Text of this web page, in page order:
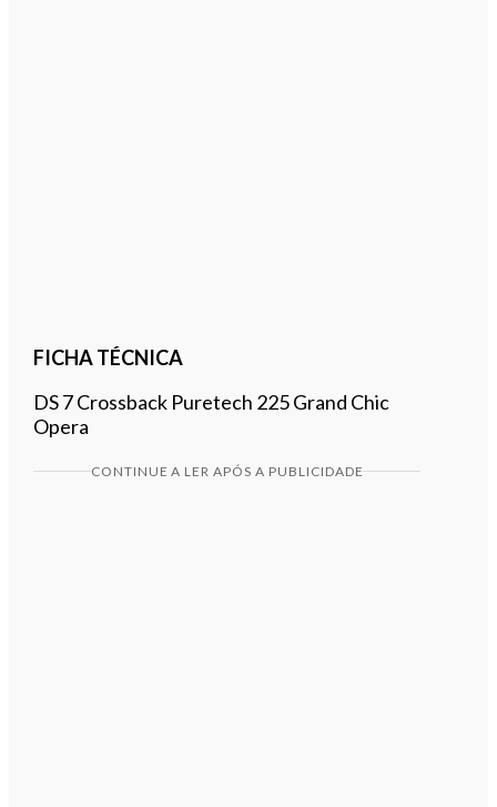
FICHA TÉCNICA
DS 7 Crossback Puretech 225 Grand Chic
Opera
CONTINUE A LER APÓS A PUBLICIDADE